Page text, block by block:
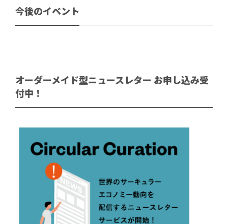
今後のイベント
オーダーメイド型ニュースレター お申し込み受
付中！